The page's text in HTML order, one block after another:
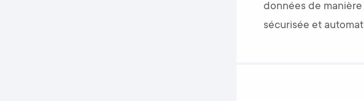
données de
sécurisée et